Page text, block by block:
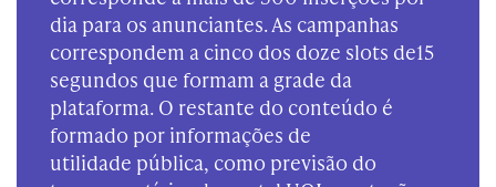
dia para os anunciantes. As campanhas
correspondem a cinco dos doze slots de15
segundos que formam a grade da
plataforma. O restante do conteúdo é
formado por informações de
utilidade pública, como previsão do